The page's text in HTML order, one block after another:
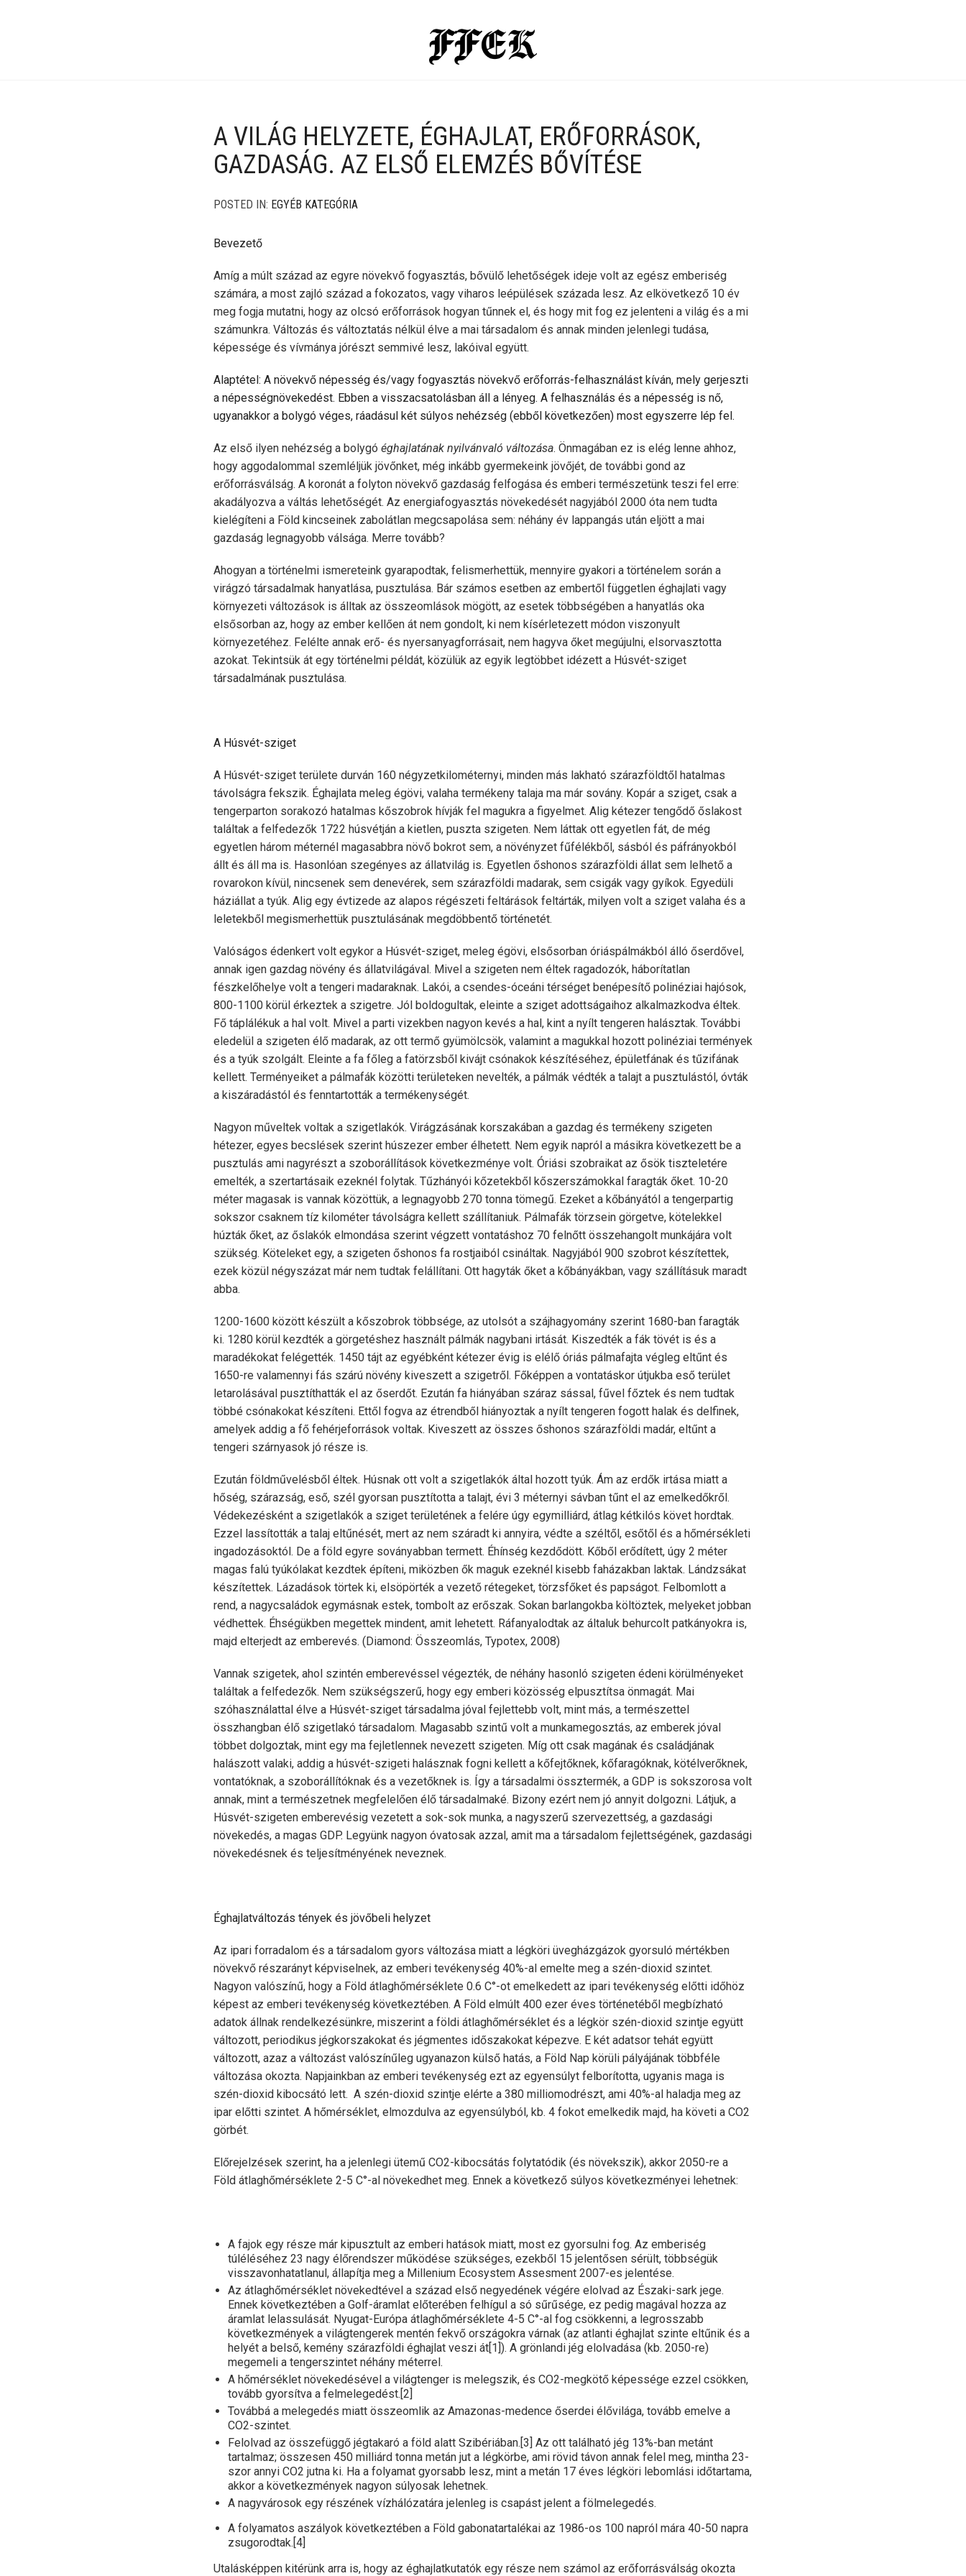
A VILÁG HELYZETE, ÉGHAJLAT, ERŐFORRÁSOK,
GAZDASÁG. AZ ELSŐ ELEMZÉS BŐVÍTÉSE
POSTED IN: EGYÉB KATEGÓRIA
Bevezető
Amíg a múlt század az egyre növekvő fogyasztás, bővülő lehetőségek ideje volt az egész emberiség
számára, a most zajló század a fokozatos, vagy viharos leépülések százada lesz. Az elkövetkező 10 év
meg fogja mutatni, hogy az olcsó erőforrások hogyan tűnnek el, és hogy mit fog ez jelenteni a világ és a mi
számunkra. Változás és változtatás nélkül élve a mai társadalom és annak minden jelenlegi tudása,
képessége és vívmánya jórészt semmivé lesz, lakóival együtt.
Alaptétel: A növekvő népesség és/vagy fogyasztás növekvő erőforrás-felhasználást kíván, mely gerjeszti
a népességnövekedést. Ebben a visszacsatolásban áll a lényeg. A felhasználás és a népesség is nő,
ugyanakkor a bolygó véges, ráadásul két súlyos nehézség (ebből következően) most egyszerre lép fel.
Az első ilyen nehézség a bolygó éghajlatának nyilvánvaló változása. Önmagában ez is elég lenne ahhoz,
hogy aggodalommal szemléljük jövőnket, még inkább gyermekeink jövőjét, de további gond az
erőforrásválság. A koronát a folyton növekvő gazdaság felfogása és emberi természetünk teszi fel erre:
akadályozva a váltás lehetőségét. Az energiafogyasztás növekedését nagyjából 2000 óta nem tudta
kielégíteni a Föld kincseinek zabolátlan megcsapolása sem: néhány év lappangás után eljött a mai
gazdaság legnagyobb válsága. Merre tovább?
Ahogyan a történelmi ismereteink gyarapodtak, felismerhettük, mennyire gyakori a történelem során a
virágzó társadalmak hanyatlása, pusztulása. Bár számos esetben az embertől független éghajlati vagy
környezeti változások is álltak az összeomlások mögött, az esetek többségében a hanyatlás oka
elsősorban az, hogy az ember kellően át nem gondolt, ki nem kísérletezett módon viszonyult
környezetéhez. Felélte annak erő- és nyersanyagforrásait, nem hagyva őket megújulni, elsorvasztotta
azokat. Tekintsük át egy történelmi példát, közülük az egyik legtöbbet idézett a Húsvét-sziget
társadalmának pusztulása.
A Húsvét-sziget
A Húsvét-sziget területe durván 160 négyzetkilométernyi, minden más lakható szárazföldtől hatalmas
távolságra fekszik. Éghajlata meleg égövi, valaha termékeny talaja ma már sovány. Kopár a sziget, csak a
tengerparton sorakozó hatalmas kőszobrok hívják fel magukra a figyelmet. Alig kétezer tengődő őslakost
találtak a felfedezők 1722 húsvétján a kietlen, puszta szigeten. Nem láttak ott egyetlen fát, de még
egyetlen három méternél magasabbra növő bokrot sem, a növényzet fűfélékből, sásból és páfrányokból
állt és áll ma is. Hasonlóan szegényes az állatvilág is. Egyetlen őshonos szárazföldi állat sem lelhető a
rovarokon kívül, nincsenek sem denevérek, sem szárazföldi madarak, sem csigák vagy gyíkok. Egyedüli
háziállat a tyúk. Alig egy évtizede az alapos régészeti feltárások feltárták, milyen volt a sziget valaha és a
leletekből megismerhettük pusztulásának megdöbbentő történetét.
Valóságos édenkert volt egykor a Húsvét-sziget, meleg égövi, elsősorban óriáspálmákból álló őserdővel,
annak igen gazdag növény és állatvilágával. Mivel a szigeten nem éltek ragadozók, háborítatlan
fészkelőhelye volt a tengeri madaraknak. Lakói, a csendes-óceáni térséget benépesítő polinéziai hajósok,
800-1100 körül érkeztek a szigetre. Jól boldogultak, eleinte a sziget adottságaihoz alkalmazkodva éltek.
Fő táplálékuk a hal volt. Mivel a parti vizekben nagyon kevés a hal, kint a nyílt tengeren halásztak. További
eledelül a szigeten élő madarak, az ott termő gyümölcsök, valamint a magukkal hozott polinéziai termények
és a tyúk szolgált. Eleinte a fa főleg a fatörzsből kivájt csónakok készítéséhez, épületfának és tűzifának
kellett. Terményeiket a pálmafák közötti területeken nevelték, a pálmák védték a talajt a pusztulástól, óvták
a kiszáradástól és fenntartották a termékenységét.
Nagyon műveltek voltak a szigetlakók. Virágzásának korszakában a gazdag és termékeny szigeten
hétezer, egyes becslések szerint húszezer ember élhetett. Nem egyik napról a másikra következett be a
pusztulás ami nagyrészt a szoborállítások következménye volt. Óriási szobraikat az ősök tiszteletére
emelték, a szertartásaik ezeknél folytak. Tűzhányói kőzetekből kőszerszámokkal faragták őket. 10-20
méter magasak is vannak közöttük, a legnagyobb 270 tonna tömegű. Ezeket a kőbányától a tengerpartig
sokszor csaknem tíz kilométer távolságra kellett szállítaniuk. Pálmafák törzsein görgetve, kötelekkel
húzták őket, az őslakók elmondása szerint végzett vontatáshoz 70 felnőtt összehangolt munkájára volt
szükség. Köteleket egy, a szigeten őshonos fa rostjaiból csináltak. Nagyjából 900 szobrot készítettek,
ezek közül négyszázat már nem tudtak felállítani. Ott hagyták őket a kőbányákban, vagy szállításuk maradt
abba.
1200-1600 között készült a kőszobrok többsége, az utolsót a szájhagyomány szerint 1680-ban faragták
ki. 1280 körül kezdték a görgetéshez használt pálmák nagybani irtását. Kiszedték a fák tövét is és a
maradékokat felégették. 1450 tájt az egyébként kétezer évig is elélő óriás pálmafajta végleg eltűnt és
1650-re valamennyi fás szárú növény kiveszett a szigetről. Főképpen a vontatáskor útjukba eső terület
letarolásával pusztíthatták el az őserdőt. Ezután fa hiányában száraz sással, fűvel főztek és nem tudtak
többé csónakokat készíteni. Ettől fogva az étrendből hiányoztak a nyílt tengeren fogott halak és delfinek,
amelyek addig a fő fehérjeforrások voltak. Kiveszett az összes őshonos szárazföldi madár, eltűnt a
tengeri szárnyasok jó része is.
Ezután földművelésből éltek. Húsnak ott volt a szigetlakók által hozott tyúk. Ám az erdők irtása miatt a
hőség, szárazság, eső, szél gyorsan pusztította a talajt, évi 3 méternyi sávban tűnt el az emelkedőkről.
Védekezésként a szigetlakók a sziget területének a felére úgy egymilliárd, átlag kétkilós követ hordtak.
Ezzel lassították a talaj eltűnését, mert az nem száradt ki annyira, védte a széltől, esőtől és a hőmérsékleti
ingadozásoktól. De a föld egyre soványabban termett. Éhínség kezdődött. Kőből erődített, úgy 2 méter
magas falú tyúkólakat kezdtek építeni, miközben ők maguk ezeknél kisebb faházakban laktak. Lándzsákat
készítettek. Lázadások törtek ki, elsöpörték a vezető rétegeket, törzsfőket és papságot. Felbomlott a
rend, a nagycsaládok egymásnak estek, tombolt az erőszak. Sokan barlangokba költöztek, melyeket jobban
védhettek. Éhségükben megettek mindent, amit lehetett. Ráfanyalodtak az általuk behurcolt patkányokra is,
majd elterjedt az emberevés. (Diamond: Összeomlás, Typotex, 2008)
Vannak szigetek, ahol szintén emberevéssel végezték, de néhány hasonló szigeten édeni körülményeket
találtak a felfedezők. Nem szükségszerű, hogy egy emberi közösség elpusztítsa önmagát. Mai
szóhasználattal élve a Húsvét-sziget társadalma jóval fejlettebb volt, mint más, a természettel
összhangban élő szigetlakó társadalom. Magasabb szintű volt a munkamegosztás, az emberek jóval
többet dolgoztak, mint egy ma fejletlennek nevezett szigeten. Míg ott csak magának és családjának
halászott valaki, addig a húsvét-szigeti halásznak fogni kellett a kőfejtőknek, kőfaragóknak, kötélverőknek,
vontatóknak, a szoborállítóknak és a vezetőknek is. Így a társadalmi össztermék, a GDP is sokszorosa volt
annak, mint a természetnek megfelelően élő társadalmaké. Bizony ezért nem jó annyit dolgozni. Látjuk, a
Húsvét-szigeten emberevésig vezetett a sok-sok munka, a nagyszerű szervezettség, a gazdasági
növekedés, a magas GDP. Legyünk nagyon óvatosak azzal, amit ma a társadalom fejlettségének, gazdasági
növekedésnek és teljesítményének neveznek.
Éghajlatváltozás tények és jövőbeli helyzet
Az ipari forradalom és a társadalom gyors változása miatt a légköri üvegházgázok gyorsuló mértékben
növekvő részarányt képviselnek, az emberi tevékenység 40%-al emelte meg a szén-dioxid szintet.
Nagyon valószínű, hogy a Föld átlaghőmérséklete 0.6 C°-ot emelkedett az ipari tevékenység előtti időhöz
képest az emberi tevékenység következtében. A Föld elmúlt 400 ezer éves történetéből megbízható
adatok állnak rendelkezésünkre, miszerint a földi átlaghőmérséklet és a légkör szén-dioxid szintje együtt
változott, periodikus jégkorszakokat és jégmentes időszakokat képezve. E két adatsor tehát együtt
változott, azaz a változást valószínűleg ugyanazon külső hatás, a Föld Nap körüli pályájának többféle
változása okozta. Napjainkban az emberi tevékenység ezt az egyensúlyt felborította, ugyanis maga is
szén-dioxid kibocsátó lett. A szén-dioxid szintje elérte a 380 milliomodrészt, ami 40%-al haladja meg az
ipar előtti szintet. A hőmérséklet, elmozdulva az egyensúlyból, kb. 4 fokot emelkedik majd, ha követi a CO2
görbét.
Előrejelzések szerint, ha a jelenlegi ütemű CO2-kibocsátás folytatódik (és növekszik), akkor 2050-re a
Föld átlaghőmérséklete 2-5 C°-al növekedhet meg. Ennek a következő súlyos következményei lehetnek:
A fajok egy része már kipusztult az emberi hatások miatt, most ez gyorsulni fog. Az emberiség
túléléséhez 23 nagy élőrendszer működése szükséges, ezekből 15 jelentősen sérült, többségük
visszavonhatatlanul, állapítja meg a Millenium Ecosystem Assesment 2007-es jelentése.
Az átlaghőmérséklet növekedtével a század első negyedének végére elolvad az Északi-sark jege.
Ennek következtében a Golf-áramlat előterében felhígul a só sűrűsége, ez pedig magával hozza az
áramlat lelassulását. Nyugat-Európa átlaghőmérséklete 4-5 C°-al fog csökkenni, a legrosszabb
következmények a világtengerek mentén fekvő országokra várnak (az atlanti éghajlat szinte eltűnik és a
helyét a belső, kemény szárazföldi éghajlat veszi át[1]). A grönlandi jég elolvadása (kb. 2050-re)
megemeli a tengerszintet néhány méterrel.
A hőmérséklet növekedésével a világtenger is melegszik, és CO2-megkötő képessége ezzel csökken,
tovább gyorsítva a felmelegedést.[2]
Továbbá a melegedés miatt összeomlik az Amazonas-medence őserdei élővilága, tovább emelve a
CO2-szintet.
Felolvad az összefüggő jégtakaró a föld alatt Szibériában.[3] Az ott található jég 13%-ban metánt
tartalmaz; összesen 450 milliárd tonna metán jut a légkörbe, ami rövid távon annak felel meg, mintha 23-
szor annyi CO2 jutna ki. Ha a folyamat gyorsabb lesz, mint a metán 17 éves légköri lebomlási időtartama,
akkor a következmények nagyon súlyosak lehetnek.
A nagyvárosok egy részének vízhálózatára jelenleg is csapást jelent a fölmelegedés.
A folyamatos aszályok következtében a Föld gabonatartalékai az 1986-os 100 napról mára 40-50 napra
zsugorodtak.[4]
Utalásképpen kitérünk arra is, hogy az éghajlatkutatók egy része nem számol az erőforrásválság okozta